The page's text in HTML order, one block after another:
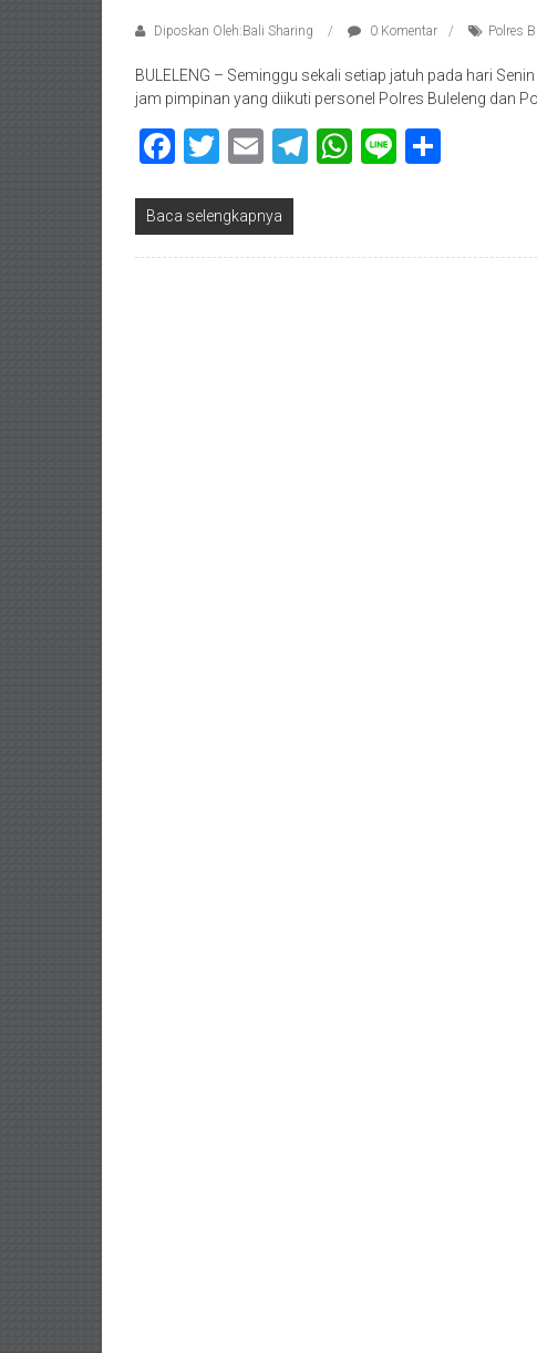
Diposkan Oleh:Bali Sharing 0 Komentar Polres
BULELENG – Seminggu sekali setiap jatuh pada hari
jam pimpinan yang diikuti personel Polres Buleleng dan
Facebook
Twitter
EmailTelegram
WhatsApp
Line
Baca selengkapnya